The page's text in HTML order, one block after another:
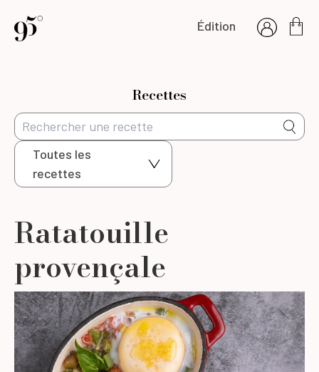
Édition
Recettes
Toutes les
recettes
Ratatouille
provençale